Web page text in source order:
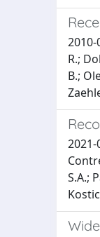
2010-
R.;
B.;
2021-
S.A.;